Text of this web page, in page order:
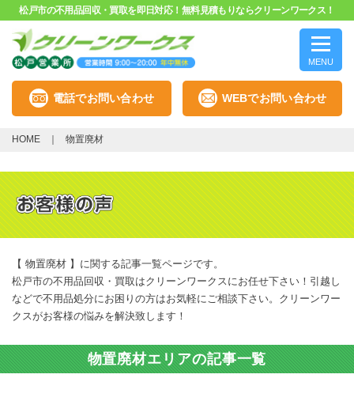
松戸市の不用品回収・買取を即日対応！無料見積もりならクリーンワークス！
MENU
電話でお問い合わせ WEBでお問い合わせ
HOME 物置廃材
【 物置廃材 】に関する記事一覧ページです。
松戸市の不用品回収・買取はクリーンワークスにお任せ下さい！引越し
などで不用品処分にお困りの方はお気軽にご相談下さい。クリーンワー
クスがお客様の悩みを解決致します！
物置廃材エリアの記事一覧